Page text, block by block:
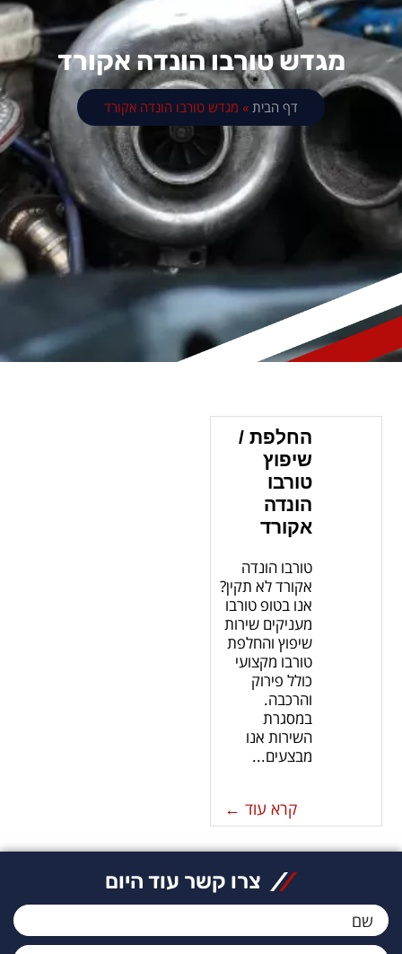
מגדש טורבו הונדה אקורד
דף הבית » מגדש טורבו הונדה אקורד
החלפת /
שיפוץ
טורבו
הונדה
אקורד
טורבו הונדה
אקורד לא תקין?
אנו בטופ טורבו
מעניקים שירות
שיפוץ והחלפת
טורבו מקצועי
כולל פירוק
והרכבה.
במסגרת
השירות אנו
מבצעים...
קרא עוד ←
צרו קשר עוד היום